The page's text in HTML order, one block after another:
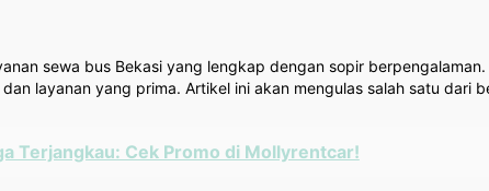
sewa bus Bekasi yang lengkap dengan sopir
layanan yang prima. Artikel ini akan mengulas salah satu dari
Terjangkau: Cek Promo di Mollyrentcar!